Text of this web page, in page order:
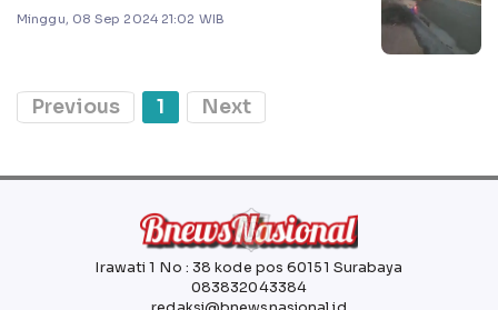
Minggu, 08 Sep 2024 21:02 WIB
Previous 1 Next
Irawati 1 No : 38 kode pos 60151 Surabaya
083832043384